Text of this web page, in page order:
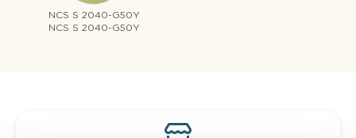
NCS S 2040-G50Y
NCS S 2040-G50Y